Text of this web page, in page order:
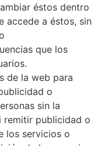
éstos dentro
accede a éstos, sin
que los
de la web para
o
sin la
remitir publicidad o
los servicios o